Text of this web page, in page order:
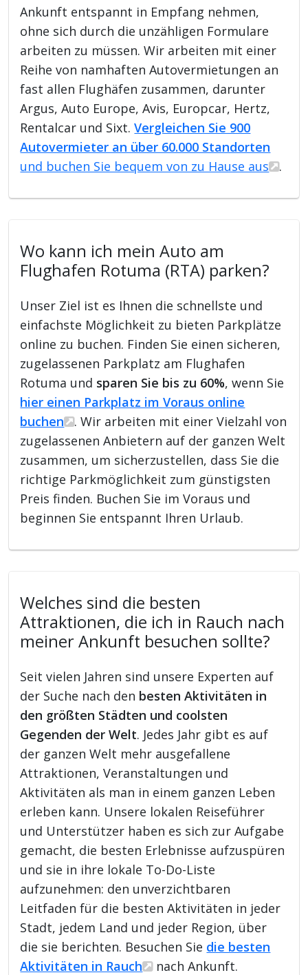
Ankunft entspannt in Empfang nehmen,
ohne sich durch die unzähligen Formulare
arbeiten zu müssen. Wir arbeiten mit einer
Reihe von namhaften Autovermietungen an
fast allen Flughäfen zusammen, darunter
Argus, Auto Europe, Avis, Europcar, Hertz,
Rentalcar und Sixt.Vergleichen Sie 900
Autovermieter an über 60.000 Standorten
und buchen Sie bequem von zu Hause aus
.
Wo kann ich mein Auto am
Flughafen Rotuma (RTA) parken?
Unser Ziel ist es Ihnen die schnellste und
einfachste Möglichkeit zu bieten Parkplätze
online zu buchen. Finden Sie einen sicheren,
zugelassenen Parkplatz am Flughafen
Rotuma und sparen Sie bis zu 60%, wenn Sie
hier einen Parkplatz im Voraus online
buchen
. Wir arbeiten mit einer Vielzahl von
zugelassenen Anbietern auf der ganzen Welt
zusammen, um sicherzustellen, dass Sie die
richtige Parkmöglichkeit zum günstigsten
Preis finden. Buchen Sie im Voraus und
beginnen Sie entspannt Ihren Urlaub.
Welches sind die besten
Attraktionen, die ich in Rauch nach
meiner Ankunft besuchen sollte?
Seit vielen Jahren sind unsere Experten auf
der Suche nach den besten Aktivitäten in
den größten Städten und coolsten
Gegenden der Welt. Jedes Jahr gibt es auf
der ganzen Welt mehr ausgefallene
Attraktionen, Veranstaltungen und
Aktivitäten als man in einem ganzen Leben
erleben kann. Unsere lokalen Reiseführer
und Unterstützer haben es sich zur Aufgabe
gemacht, die besten Erlebnisse aufzuspüren
und sie in ihre lokale To-Do-Liste
aufzunehmen: den unverzichtbaren
Leitfaden für die besten Aktivitäten in jeder
Stadt, jedem Land und jeder Region, über
die sie berichten. Besuchen Sie die besten
Aktivitäten in Rauch
nach Ankunft.